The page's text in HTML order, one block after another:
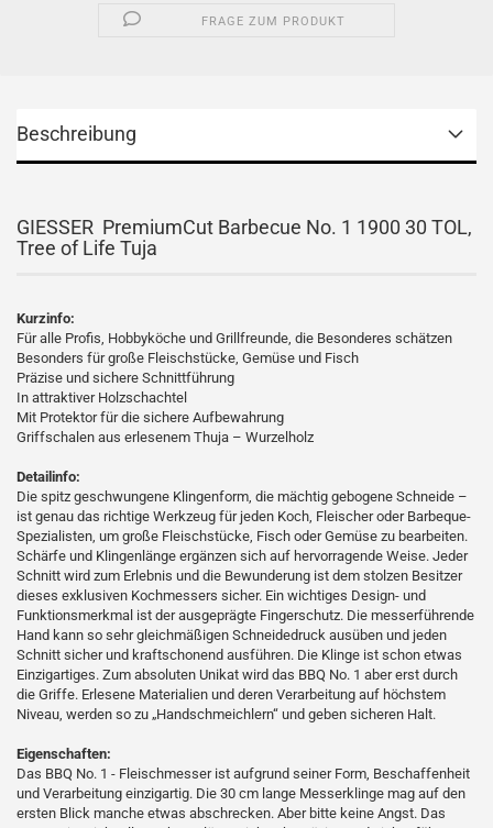
FRAGE ZUM PRODUKT
Beschreibung
GIESSER PremiumCut Barbecue No. 1 1900 30 TOL,
Tree of Life Tuja
Kurzinfo:
Für alle Profis, Hobbyköche und Grillfreunde, die Besonderes schätzen
Besonders für große Fleischstücke, Gemüse und Fisch
Präzise und sichere Schnittführung
In attraktiver Holzschachtel
Mit Protektor für die sichere Aufbewahrung
Griffschalen aus erlesenem Thuja – Wurzelholz
Detailinfo:
Die spitz geschwungene Klingenform, die mächtig gebogene Schneide –
ist genau das richtige Werkzeug für jeden Koch, Fleischer oder Barbeque-
Spezialisten, um große Fleischstücke, Fisch oder Gemüse zu bearbeiten.
Schärfe und Klingenlänge ergänzen sich auf hervorragende Weise. Jeder
Schnitt wird zum Erlebnis und die Bewunderung ist dem stolzen Besitzer
dieses exklusiven Kochmessers sicher. Ein wichtiges Design- und
Funktionsmerkmal ist der ausgeprägte Fingerschutz. Die messerführende
Hand kann so sehr gleichmäßigen Schneidedruck ausüben und jeden
Schnitt sicher und kraftschonend ausführen. Die Klinge ist schon etwas
Einzigartiges. Zum absoluten Unikat wird das BBQ No. 1 aber erst durch
die Griffe. Erlesene Materialien und deren Verarbeitung auf höchstem
Niveau, werden so zu „Handschmeichlern“ und geben sicheren Halt.
Eigenschaften:
Das BBQ No. 1 - Fleischmesser ist aufgrund seiner Form, Beschaffenheit
und Verarbeitung einzigartig. Die 30 cm lange Messerklinge mag auf den
ersten Blick manche etwas abschrecken. Aber bitte keine Angst. Das